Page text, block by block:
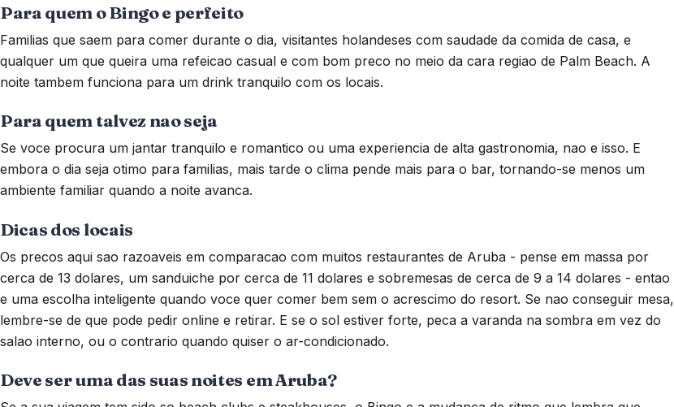
Para quem o Bingo e perfeito
Familias que saem para comer durante o dia, visitantes holandeses com saudade da comida de casa, e
qualquer um que queira uma refeicao casual e com bom preco no meio da cara regiao de Palm Beach. A
noite tambem funciona para um drink tranquilo com os locais.
Para quem talvez nao seja
Se voce procura um jantar tranquilo e romantico ou uma experiencia de alta gastronomia, nao e isso. E
embora o dia seja otimo para familias, mais tarde o clima pende mais para o bar, tornando-se menos um
ambiente familiar quando a noite avanca.
Dicas dos locais
Os precos aqui sao razoaveis em comparacao com muitos restaurantes de Aruba - pense em massa por
cerca de 13 dolares, um sanduiche por cerca de 11 dolares e sobremesas de cerca de 9 a 14 dolares - entao
e uma escolha inteligente quando voce quer comer bem sem o acrescimo do resort. Se nao conseguir mesa,
lembre-se de que pode pedir online e retirar. E se o sol estiver forte, peca a varanda na sombra em vez do
salao interno, ou o contrario quando quiser o ar-condicionado.
Deve ser uma das suas noites em Aruba?